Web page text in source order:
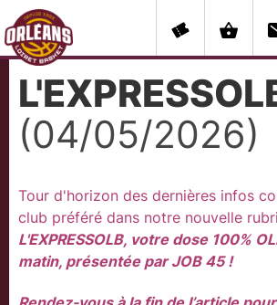
(04/05/2026)
Tour d'horizon des dernières infos
club préféré dans notre nouvelle
L'EXPRESSOLB, votre dose 100%
matin, présentée par JOB 45 !